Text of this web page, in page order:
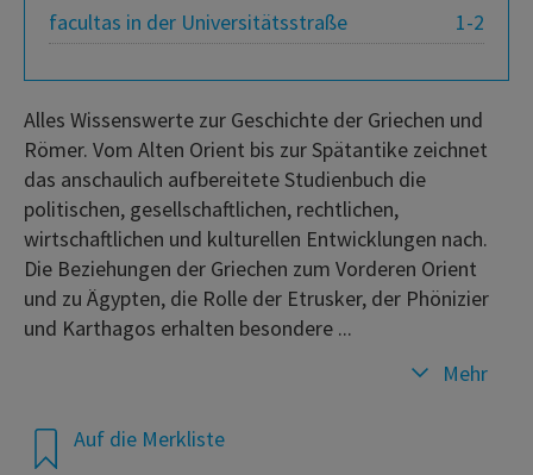
1-2
facultas in der Universitätsstraße
Auf die Merkliste
Alles Wissenswerte zur Geschichte der Griechen und
Römer. Vom Alten Orient bis zur Spätantike zeichnet
das anschaulich aufbereitete Studienbuch die
politischen, gesellschaftlichen, rechtlichen,
wirtschaftlichen und kulturellen Entwicklungen nach.
Die Beziehungen der Griechen zum Vorderen Orient
und zu Ägypten, die Rolle der Etrusker, der Phönizier
und Karthagos erhalten besondere ...
Mehr